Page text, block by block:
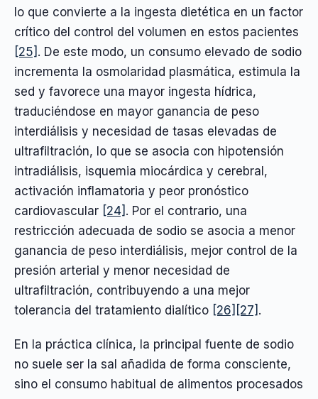
lo que convierte a la ingesta dietética en un factor
crítico del control del volumen en estos pacientes
[25] . De este modo, un consumo elevado de sodio
incrementa la osmolaridad plasmática, estimula la
sed y favorece una mayor ingesta hídrica,
traduciéndose en mayor ganancia de peso
interdiálisis y necesidad de tasas elevadas de
ultrafiltración, lo que se asocia con hipotensión
intradiálisis, isquemia miocárdica y cerebral,
activación inflamatoria y peor pronóstico
cardiovascular [24] . Por el contrario, una
restricción adecuada de sodio se asocia a menor
ganancia de peso interdiálisis, mejor control de la
presión arterial y menor necesidad de
ultrafiltración, contribuyendo a una mejor
tolerancia del tratamiento dialítico [26] [27] .
En la práctica clínica, la principal fuente de sodio
no suele ser la sal añadida de forma consciente,
sino el consumo habitual de alimentos procesados